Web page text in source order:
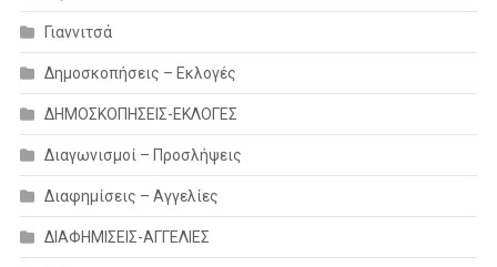
Γιαννιτσά
Δημοσκοπήσεις – Εκλογές
ΔΗΜΟΣΚΟΠΗΣΕΙΣ-ΕΚΛΟΓΕΣ
Διαγωνισμοί – Προσλήψεις
Διαφημίσεις – Αγγελίες
ΔΙΑΦΗΜΙΣΕΙΣ-ΑΓΓΕΛΙΕΣ